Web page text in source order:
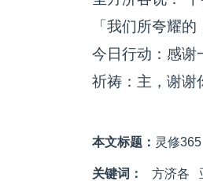
「我们所夸耀
今日行动：感谢
祈祷：主，谢谢
本文标题： 灵修365
关键词： 方济各